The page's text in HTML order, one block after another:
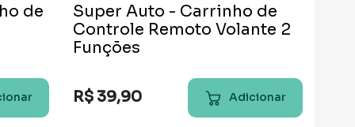
de
Super Auto - Carrinho de
Controle Remoto Volante 2
Funções
R$ 39,90 Adicionar